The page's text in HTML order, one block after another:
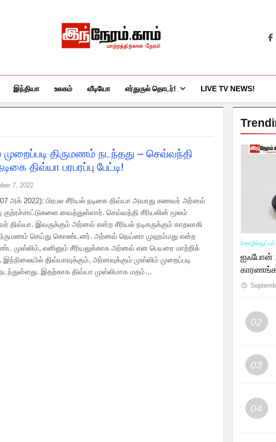
இந்நேரம்.காம்
இந்தியா உலகம் வீடியோ எர்துருல் தொடர்! LIVE TV NEWS!
முறைப்படி திருமணம் நடந்தது – செவ்வந்தி
திவ்யா பரபரப்பு பேட்டி!
7, 2022
அக் 2022): பிரபல சீரியல் நடிகை திவ்யா அவரது கணவர் அர்னவ்
குற்ரச்சாட்டுகளை வைத்துள்ளார். செவ்வந்தி சீரியலின் மூலம்
திவ்யா. இவருக்கும் அர்னவ் என்ற சீரியல் நடிகருக்கும் காதலாகி
திருமணம் செய்து கொண்டனர். அர்னவ் நெய்னா முஹம்மது என்ற
முஸ்லிம், எனினும் சீரியலுக்காக அர்னவ் என பெயரை மாற்றிக்
திவ்யாவுக்கும், அர்னவுக்கும் முஸ்லிம் முறைப்படி
இதற்காக திவ்யா முஸ்லிமாக மதம்…
தொழில்நுட்பம்
ஐஃபோன்
02
03
04